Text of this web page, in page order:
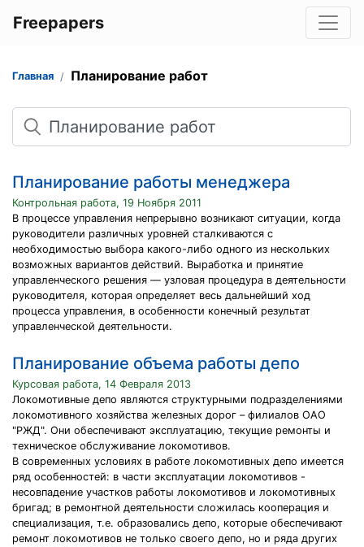
Freepapers
Главная Планирование работ
Поиск
Планирование работы менеджера
Контрольная работа, 19 Ноября 2011
В процессе управления непрерывно возникают ситуации, когда
руководители различных уровней сталкиваются с
необходимостью выбора какого-либо одного из нескольких
возможных вариантов действий. Выработка и принятие
управленческого решения — узловая процедура в деятельности
руководителя, которая определяет весь дальнейший ход
процесса управления, в особенности конечный результат
управленческой деятельности.
Планирование объема работы депо
Курсовая работа, 14 Февраля 2013
Локомотивные депо являются структурными подразделениями
локомотивного хозяйства железных дорог – филиалов ОАО
"РЖД". Они обеспечивают эксплуатацию, текущие ремонты и
техническое обслуживание локомотивов.
В современных условиях в работе локомотивных депо имеется
ряд особенностей: в части эксплуатации локомотивов -
несовпадение участков работы локомотивов и локомотивных
бригад; в ремонтной деятельности сложилась кооперация и
специализация, т.е. образовались депо, которые обеспечивают
ремонт локомотивов не только своего депо, но и ряда других